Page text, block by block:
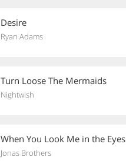
Desire
Ryan Adams
Turn Loose The Mermaids
Nightwish
When You Look Me in the Eyes
Jonas Brothers